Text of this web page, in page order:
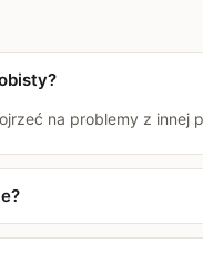
na problemy z innej